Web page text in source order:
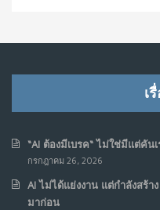
เ
“AI ต้องมีเบรค“ ไม่ใช่มีแต่คันเ
กรกฎาคม 26, 2026
AI ไม่ได้แย่งงาน แต่กำลังสร้า
มาก่อน